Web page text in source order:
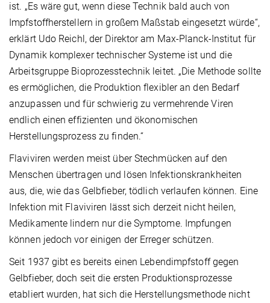
ist. „Es wäre gut, wenn diese Technik bald auch von
Impfstoffherstellern in großem Maßstab eingesetzt würde“,
erklärt Udo Reichl, der Direktor am Max-Planck-Institut für
Dynamik komplexer technischer Systeme ist und die
Arbeitsgruppe Bioprozesstechnik leitet. „Die Methode sollte
es ermöglichen, die Produktion flexibler an den Bedarf
anzupassen und für schwierig zu vermehrende Viren
endlich einen effizienten und ökonomischen
Herstellungsprozess zu finden.“
Flaviviren werden meist über Stechmücken auf den
Menschen übertragen und lösen Infektionskrankheiten
aus, die, wie das Gelbfieber, tödlich verlaufen können. Eine
Infektion mit Flaviviren lässt sich derzeit nicht heilen,
Medikamente lindern nur die Symptome. Impfungen
können jedoch vor einigen der Erreger schützen.
Seit 1937 gibt es bereits einen Lebendimpfstoff gegen
Gelbfieber, doch seit die ersten Produktionsprozesse
etabliert wurden, hat sich die Herstellungsmethode nicht